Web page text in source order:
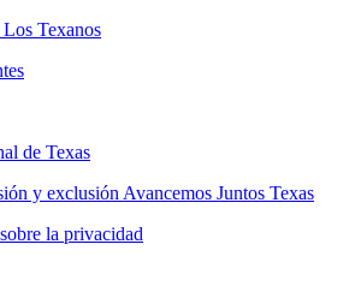
Texanos
de Texas
y exclusión Avancemos Juntos Texas
la privacidad